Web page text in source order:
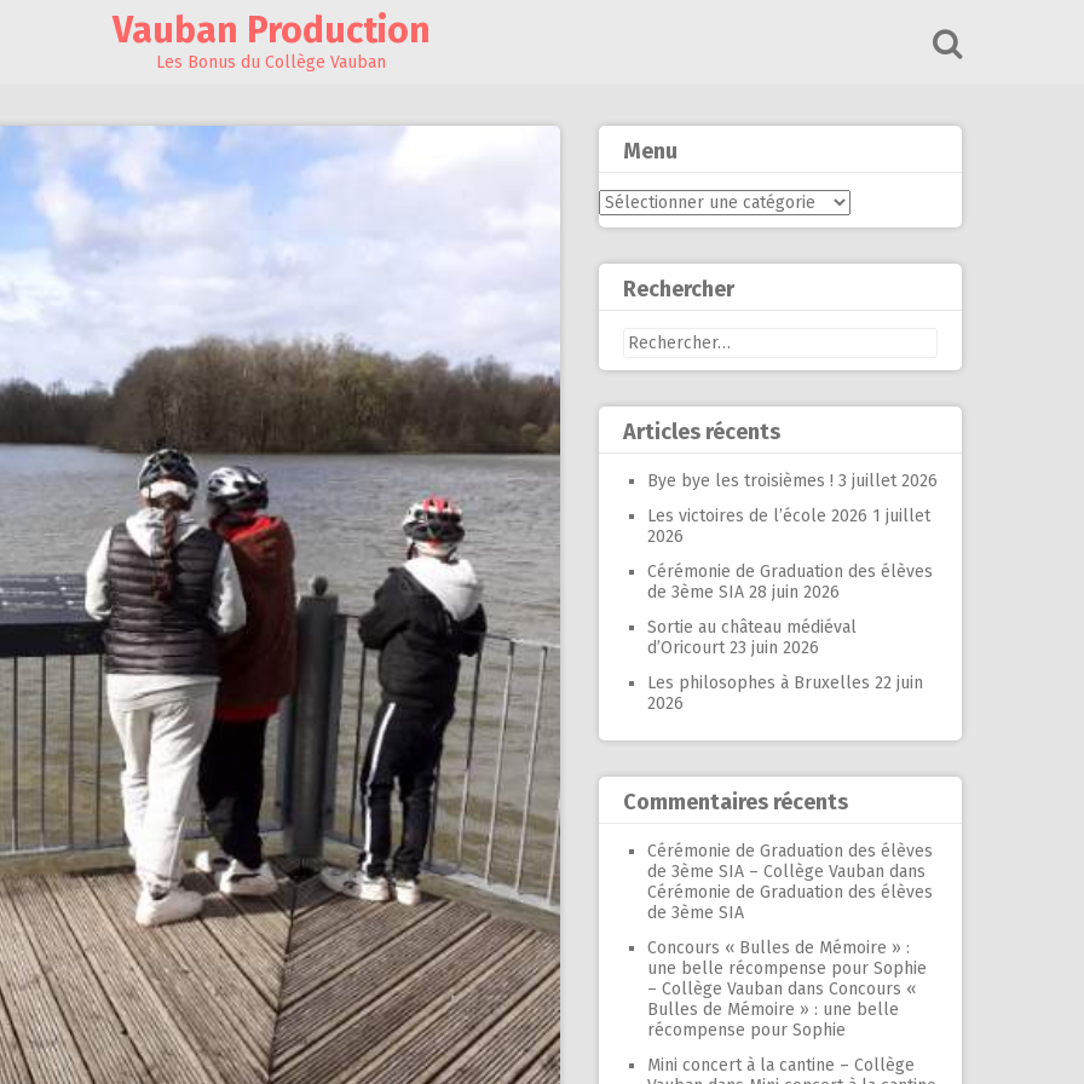
Vauban Production
Les Bonus du Collège Vauban
Menu
Menu
Rechercher
Rechercher :
Articles récents
Bye bye les troisièmes ! 3 juillet 2026
Les victoires de l’école 2026 1 juillet
2026
Cérémonie de Graduation des élèves
de 3ème SIA 28 juin 2026
Sortie au château médiéval
d’Oricourt 23 juin 2026
Les philosophes à Bruxelles 22 juin
2026
Commentaires récents
Cérémonie de Graduation des élèves
de 3ème SIA – Collège Vauban dans
Cérémonie de Graduation des élèves
de 3ème SIA
Concours « Bulles de Mémoire » :
une belle récompense pour Sophie
– Collège Vauban dans Concours «
Bulles de Mémoire » : une belle
récompense pour Sophie
Mini concert à la cantine – Collège